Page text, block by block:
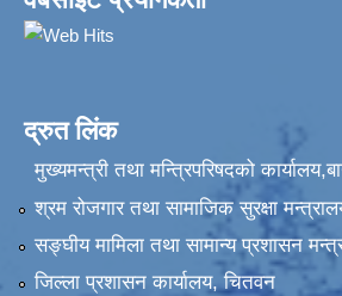
द्रुत लिंक
मुख्यमन्त्री तथा मन्त्रिपरिषदको
श्रम रोजगार तथा सामाजिक सुरक्षा
सङ्‍घीय मामिला तथा सामान्य प्रशासन
जिल्ला प्रशासन कार्यालय, चितवन